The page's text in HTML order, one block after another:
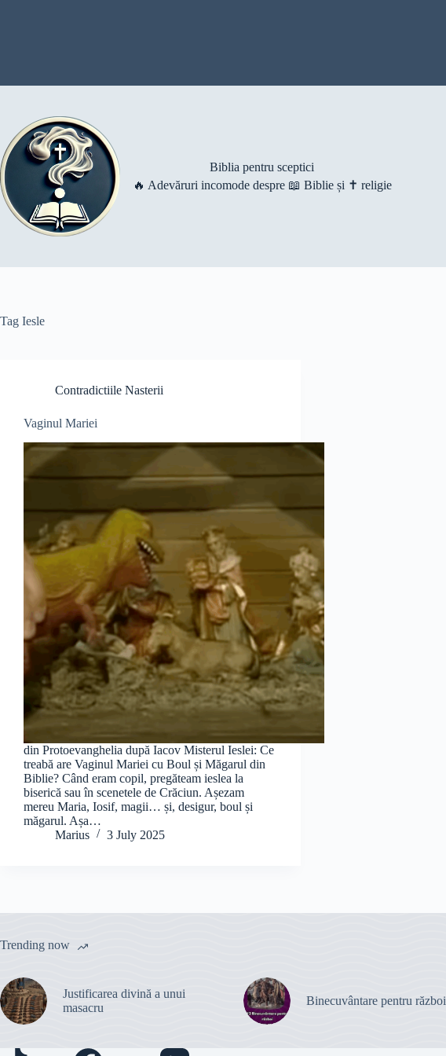
Biblia pentru sceptici
🔥 Adevăruri incomode despre 📖 Biblie și ✝️ religie
Tag Iesle
Contradictiile Nasterii
Vaginul Mariei
din Protoevanghelia după Iacov Misterul Ieslei: Ce
treabă are Vaginul Mariei cu Boul și Măgarul din
Biblie? Când eram copil, pregăteam ieslea la
biserică sau în scenetele de Crăciun. Așezam
mereu Maria, Iosif, magii… și, desigur, boul și
măgarul. Așa…
Marius
3 July 2025
Trending now
Justificarea divină a unui
masacru
Binecuvântare pentru război